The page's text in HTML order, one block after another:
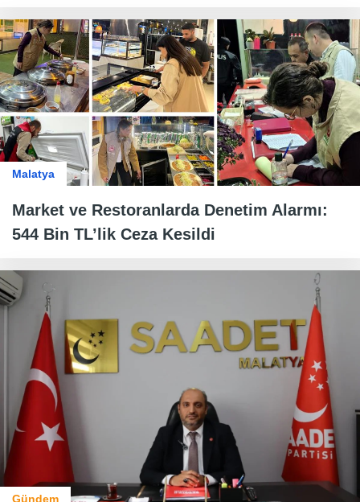
Malatya
Market ve Restoranlarda Denetim Alarmı:
544 Bin TL’lik Ceza Kesildi
Gündem